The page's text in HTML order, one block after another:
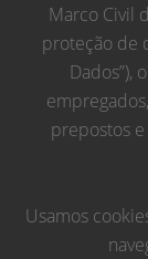
Marco Civil
proteção de
Dados”),
prepostos
Usamos